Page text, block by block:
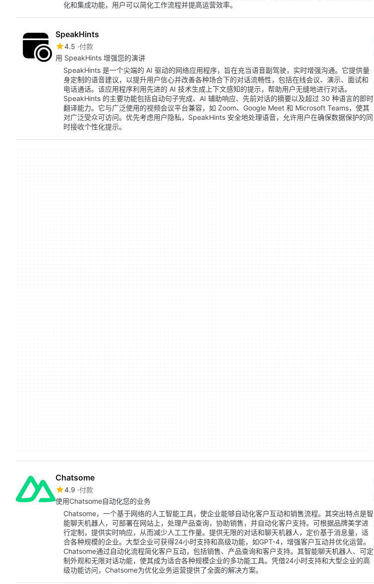
化和集成功能，用户可以简化工作流程并提高运营效率。
SpeakHints
4.5 付款
用 SpeakHints 增强您的演讲
SpeakHints 是一个尖端的 AI 驱动的网络应用程序，旨在充当语音副驾驶，实时增强沟通。它提供量
身定制的语音建议，以提升用户信心并改善各种场合下的对话流畅性，包括在线会议、演示、面试和
电话通话。该应用程序利用先进的 AI 技术生成上下文感知的提示，帮助用户无缝地进行对话。
SpeakHints 的主要功能包括自动句子完成、AI 辅助响应、先前对话的摘要以及超过 30 种语言的即时
翻译能力。它与广泛使用的视频会议平台兼容，如 Zoom、Google Meet 和 Microsoft Teams，使其
对广泛受众可访问。优先考虑用户隐私，SpeakHints 安全地处理语音，允许用户在确保数据保护的同
时接收个性化提示。
Chatsome
4.9 付款
使用Chatsome自动化您的业务
Chatsome，一个基于网络的人工智能工具，使企业能够自动化客户互动和销售流程。其突出特点是智
能聊天机器人，可部署在网站上，处理产品查询，协助销售，并自动化客户支持。可根据品牌美学进
行定制，提供实时响应，从而减少人工工作量。提供无限的对话和聊天机器人，定价基于消息量，适
合各种规模的企业。大型企业可获得24小时支持和高级功能，如GPT-4，增强客户互动并优化运营。
Chatsome通过自动化流程简化客户互动，包括销售、产品查询和客户支持。其智能聊天机器人、可定
制外观和无限对话功能，使其成为适合各种规模企业的多功能工具。凭借24小时支持和大型企业的高
级功能访问，Chatsome为优化业务运营提供了全面的解决方案。